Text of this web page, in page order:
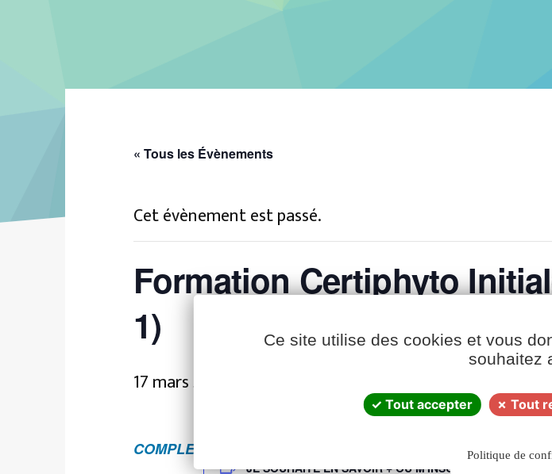
« Tous les Évènements
Cet évènement est passé.
Formation Certiphyto
1)
17 mars 2023 @ 8h30
COMPLET
JE SOUHAITE EN SAVOIR + OU M'INSCRIRE
Facebook
YouTube
LinkedIn
Ce site utilise des cookies et vous
souhaitez
Tout accepter Tout
Politique de